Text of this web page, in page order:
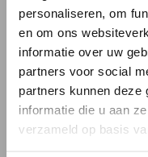
personaliseren, om
en om ons
informatie over uw
partners voor social
partners kunnen deze
informatie die u aan
verzameld op basis
Locaties met
en unieke locaties
Een deel van onze omzet